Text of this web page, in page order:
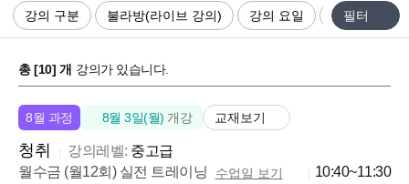
윤*섭
도움됩니다!
박*은
밀리언쌤의 영화 & 드라마 청취 수강 이후
이*민
원어민 표현과 편안한 분위기
커리큘럼이 탄탄해요
실력이 빠르게 늘어요
강의 구분 불라방(라이브 강의) 강의 요일 강의 시간
필터
총 [10] 개 강의가 있습니다.
8월 과정 8월 3일(월) 개강 교재보기
청취 강의레벨: 중고급
월수금 (월12회) 실전 트레이닝
수업일 보기 10:40~11:30